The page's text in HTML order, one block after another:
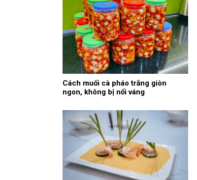
Cách muối cà pháo trắng giòn
ngon, không bị nổi váng